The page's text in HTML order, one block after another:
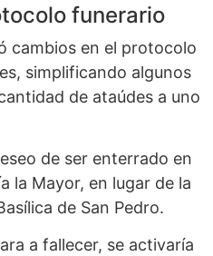
funerario
cambios en el protocolo
simplificando algunos
de ataúdes a uno
de ser enterrado en
la Mayor, en lugar de la
de San Pedro.
a fallecer, se activaría